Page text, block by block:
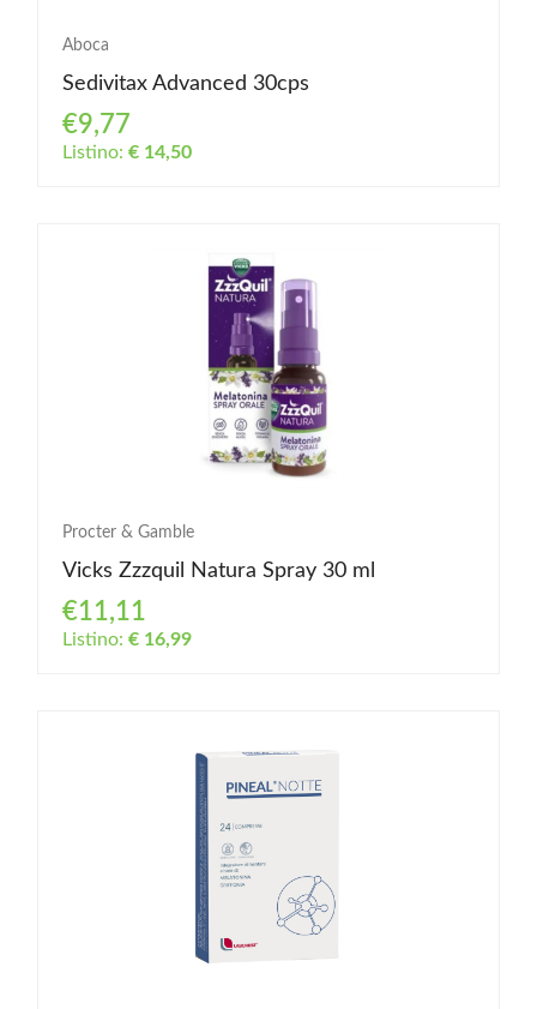
Aboca
Sedivitax Advanced 30cps
€9,77
Listino: € 14,50
Procter & Gamble
Vicks Zzzquil Natura Spray 30 ml
€11,11
Listino: € 16,99